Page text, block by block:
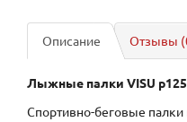
Описание Отзывы
Лыжные палки VISU
Спортивно-беговые палки